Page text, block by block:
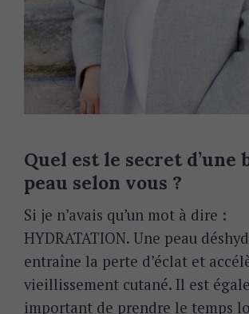
Quel est le secret d’une
peau selon vous ?
Si je n’avais qu’un mot à dire :
HYDRATATION. Une peau
entraîne la perte d’éclat et
vieillissement cutané. Il est
important de prendre le temps